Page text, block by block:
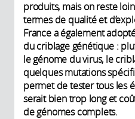
produits, mais on reste
termes de qualité et
France a également
du criblage génétique :
le génome du virus, le
quelques mutations
permet de tester tous les
serait bien trop long et
de génomes complets.